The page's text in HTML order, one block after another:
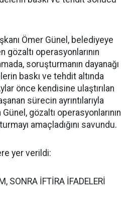
Ömer Günel, belediyeye
operasyonlarının
soruşturmanın dayanağı
baskı ve tehdit altında
önce kendisine ulaştırılan
sürecin ayrıntılarıyla
Günel, gözaltı operasyonlarının
amaçladığını savundu.
yer verildi:
SONRA İFTİRA İFADELERİ